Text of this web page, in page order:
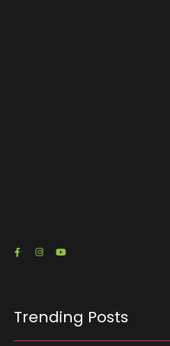
Trending Posts